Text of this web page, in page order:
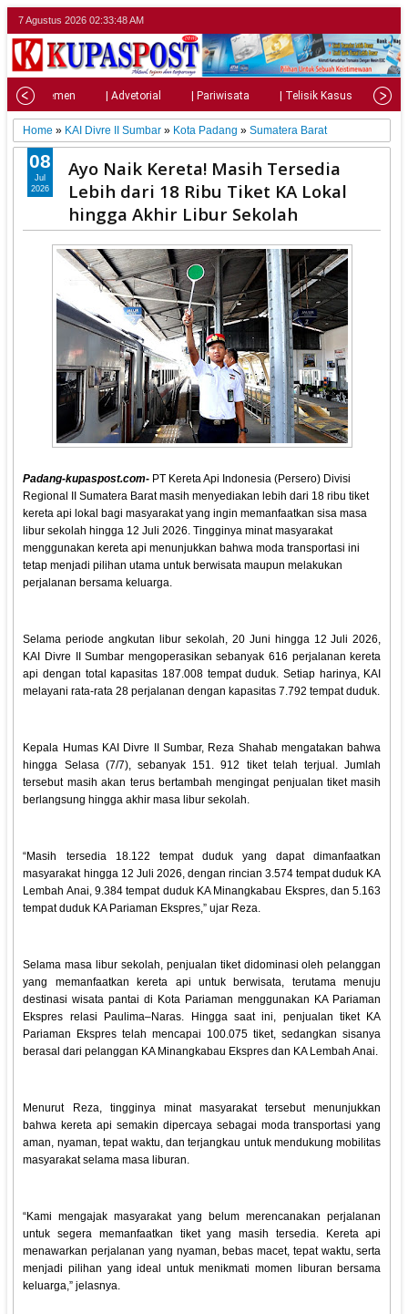
7 Agustus 2026 02:33:50 AM
| Parlemen | Advetorial | Pariwisata | Telisik Kasus |
Home » KAI Divre II Sumbar » Kota Padang »Sumatera Barat
Ayo Naik Kereta! Masih Tersedia
Lebih dari 18 Ribu Tiket KA Lokal
hingga Akhir Libur Sekolah
Padang-kupaspost.com- PT Kereta Api Indonesia (Persero) Divisi
Regional II Sumatera Barat masih menyediakan lebih dari 18 ribu tiket
kereta api lokal bagi masyarakat yang ingin memanfaatkan sisa masa
libur sekolah hingga 12 Juli 2026. Tingginya minat masyarakat
menggunakan kereta api menunjukkan bahwa moda transportasi ini
tetap menjadi pilihan utama untuk berwisata maupun melakukan
perjalanan bersama keluarga.
Selama periode angkutan libur sekolah, 20 Juni hingga 12 Juli 2026,
KAI Divre II Sumbar mengoperasikan sebanyak 616 perjalanan kereta
api dengan total kapasitas 187.008 tempat duduk. Setiap harinya, KAI
melayani rata-rata 28 perjalanan dengan kapasitas 7.792 tempat duduk.
Kepala Humas KAI Divre II Sumbar, Reza Shahab mengatakan bahwa
hingga Selasa (7/7), sebanyak 151. 912 tiket telah terjual. Jumlah
tersebut masih akan terus bertambah mengingat penjualan tiket masih
berlangsung hingga akhir masa libur sekolah.
“Masih tersedia 18.122 tempat duduk yang dapat dimanfaatkan
masyarakat hingga 12 Juli 2026, dengan rincian 3.574 tempat duduk KA
Lembah Anai, 9.384 tempat duduk KA Minangkabau Ekspres, dan 5.163
tempat duduk KA Pariaman Ekspres,” ujar Reza.
Selama masa libur sekolah, penjualan tiket didominasi oleh pelanggan
yang memanfaatkan kereta api untuk berwisata, terutama menuju
destinasi wisata pantai di Kota Pariaman menggunakan KA Pariaman
Ekspres relasi Paulima–Naras. Hingga saat ini, penjualan tiket KA
Pariaman Ekspres telah mencapai 100.075 tiket, sedangkan sisanya
berasal dari pelanggan KA Minangkabau Ekspres dan KA Lembah Anai.
Menurut Reza, tingginya minat masyarakat tersebut menunjukkan
bahwa kereta api semakin dipercaya sebagai moda transportasi yang
aman, nyaman, tepat waktu, dan terjangkau untuk mendukung mobilitas
masyarakat selama masa liburan.
“Kami mengajak masyarakat yang belum merencanakan perjalanan
untuk segera memanfaatkan tiket yang masih tersedia. Kereta api
menawarkan perjalanan yang nyaman, bebas macet, tepat waktu, serta
menjadi pilihan yang ideal untuk menikmati momen liburan bersama
keluarga,” jelasnya.
08
Jul
2026